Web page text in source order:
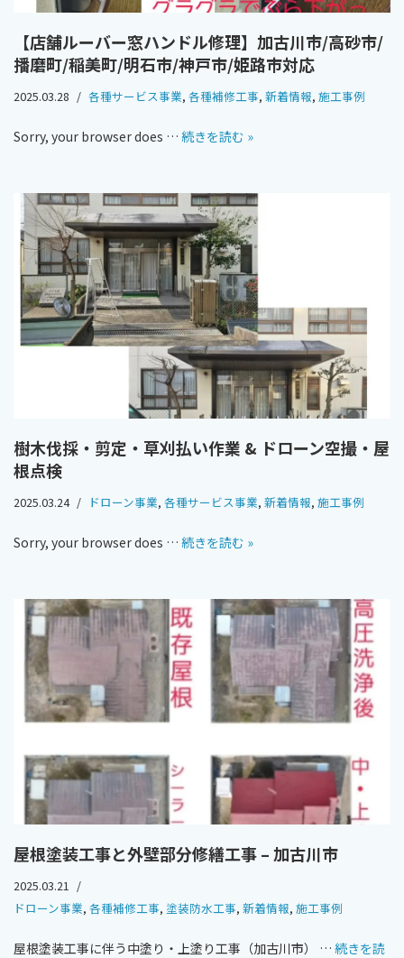
【店舗ルーバー窓ハンドル修理】加古川市/高砂市/
播磨町/稲美町/明石市/神戸市/姫路市対応
2025.03.28 各種サービス事業, 各種補修工事, 新着情報, 施工事例
Sorry, your browser does … 続きを読む »
樹木伐採・剪定・草刈払い作業 & ドローン空撮・屋
根点検
2025.03.24 ドローン事業, 各種サービス事業, 新着情報, 施工事例
Sorry, your browser does … 続きを読む »
屋根塗装工事と外壁部分修繕工事 – 加古川市
2025.03.21
ドローン事業, 各種補修工事, 塗装防水工事, 新着情報, 施工事例
屋根塗装工事に伴う中塗り・上塗り工事（加古川市） … 続きを読